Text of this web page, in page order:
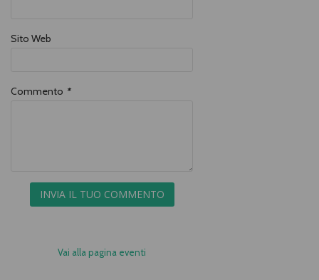
Sito Web
Commento *
INVIA IL TUO COMMENTO
Vai alla pagina eventi